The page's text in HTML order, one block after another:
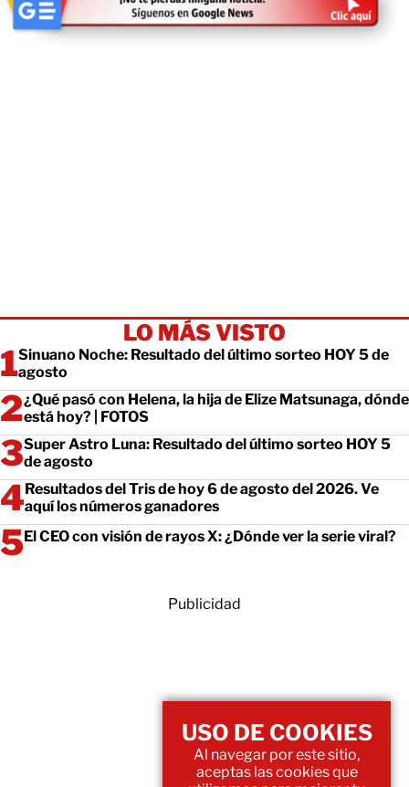
LO MÁS VISTO
Sinuano Noche: Resultado del último sorteo HOY 5 de
agosto
¿Qué pasó con Helena, la hija de Elize Matsunaga, dónde
está hoy? | FOTOS
Super Astro Luna: Resultado del último sorteo HOY 5
de agosto
Resultados del Tris de hoy 6 de agosto del 2026. Ve
aquí los números ganadores
El CEO con visión de rayos X: ¿Dónde ver la serie viral?
Publicidad
USO DE COOKIES
Al navegar por este sitio,
aceptas las cookies que